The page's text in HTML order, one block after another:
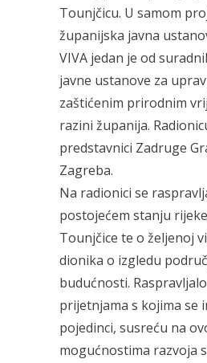
Tounjčicu. U samom
županijska javna
VIVA jedan je od
javne ustanove za
zaštićenim prirodnim
razini županija.
predstavnici Zadruge
Zagreba.
Na radionici se
postojećem stanju
Tounjčice te o željenoj
dionika o izgledu
budućnosti.
prijetnjama s kojima se
pojedinci, susreću na
mogućnostima razvoja